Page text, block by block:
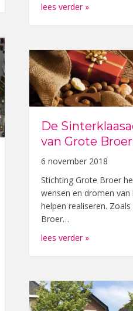
lees verder »about
verbonden aan Podium Meppel
De
van Grote Broer
6 november 2018
Stichting Grote Broer
wensen en dromen van
helpen realiseren.
Broer…
lees verder »about De